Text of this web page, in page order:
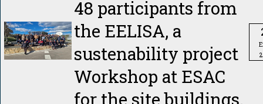
48 participants from
the EELISA, a
sustenability project
Workshop at ESAC
for the site buildings,